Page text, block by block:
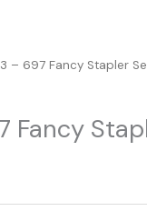
– 697 Fancy Stapler
Fancy